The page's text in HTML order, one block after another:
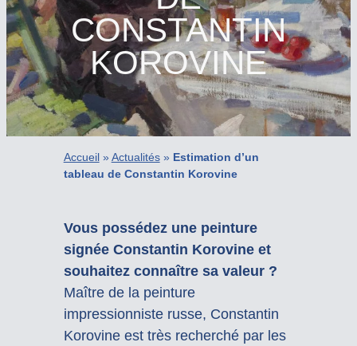
CONSTANTIN
KOROVINE
Accueil»Actualités» Estimation d’un
tableau de Constantin Korovine
Vous possédez une peinture
signée Constantin Korovine et
souhaitez connaître sa valeur ?
Maître de la peinture
impressionniste russe, Constantin
Korovine est très recherché par les